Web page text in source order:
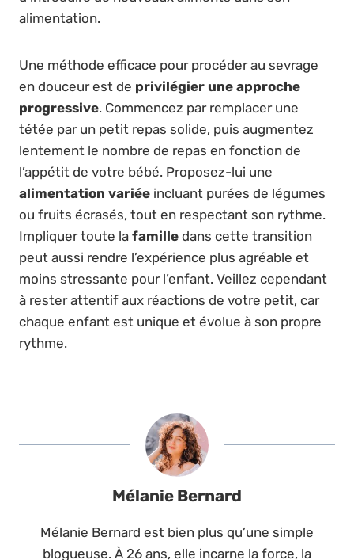
alimentation.
Une méthode efficace pour procéder au sevrage
en douceur est de privilégier une approche
progressive. Commencez par remplacer une
tétée par un petit repas solide, puis augmentez
lentement le nombre de repas en fonction de
l’appétit de votre bébé. Proposez-lui une
alimentation variée incluant purées de légumes
ou fruits écrasés, tout en respectant son rythme.
Impliquer toute la famille dans cette transition
peut aussi rendre l’expérience plus agréable et
moins stressante pour l’enfant. Veillez cependant
à rester attentif aux réactions de votre petit, car
chaque enfant est unique et évolue à son propre
rythme.
Mélanie Bernard
Mélanie Bernard est bien plus qu’une simple
blogueuse. À 26 ans, elle incarne la force, la